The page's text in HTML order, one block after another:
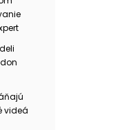
videá